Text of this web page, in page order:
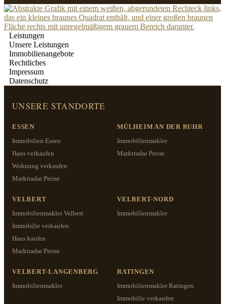
Leistungen
Unsere Leistungen
Immobilienangebote
Rechtliches
Impressum
Datenschutz
UNSERE STANDORTE
ESSEN
Immobilien Essen
Haus verkaufen
Wohnung verkaufen
Marktradar Preise
MÜLHEIM AN DER RUHR
Immobilienmakler
Marktradar Preise
VELBERT
Immobilienmakler Velbert
Immobilie verkaufen
Haus kaufen
Marktradar Preise
VELBERT-NORD
Immobilienmakler
VELBERT-LANGENBERG
Immobilienmakler
RATINGEN
Immobilienmakler Ratingen
Immobilie verkaufen